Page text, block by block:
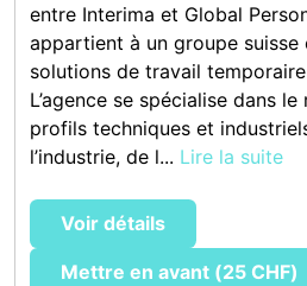
entre Interima et Global
appartient à un groupe
solutions de travail
L’agence se spécialise dans
profils techniques et
l’industrie, de l... Lire la suite
Voir détails
Mettre en avant (25 CHF)